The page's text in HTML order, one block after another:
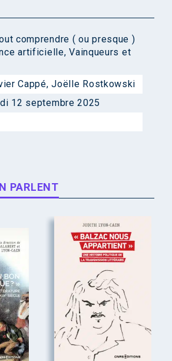
comprendre ( ou presque )
artificielle,Vainqueurs et
Cappé,Joëlle Rostkowski
12 septembre 2025
PARLENT